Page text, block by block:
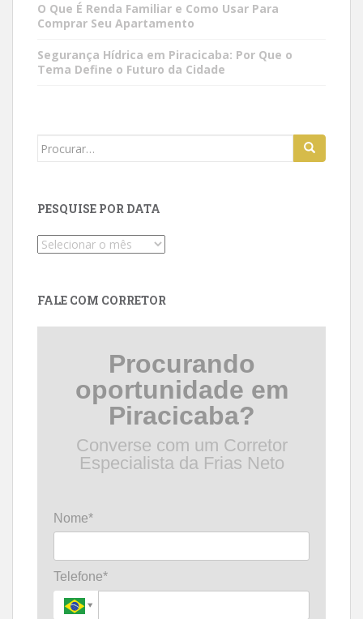
O Que É Renda Familiar e Como Usar Para
Comprar Seu Apartamento
Segurança Hídrica em Piracicaba: Por Que o
Tema Define o Futuro da Cidade
Search
PESQUISE POR DATA
Pesquise
FALE COM CORRETOR
Procurando
oportunidade em
Piracicaba?
Converse com um Corretor
Especialista da Frias Neto
Nome*
Telefone*